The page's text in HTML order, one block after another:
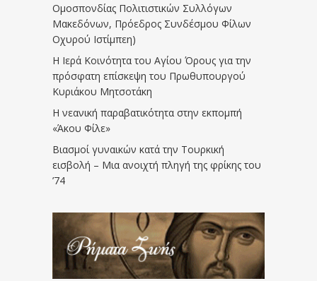
Ομοσπονδίας Πολιτιστικών Συλλόγων
Μακεδόνων, Πρόεδρος Συνδέσμου Φίλων
Οχυρού Ιστίμπεη)
Η Ιερά Κοινότητα του Αγίου Όρους για την
πρόσφατη επίσκεψη του Πρωθυπουργού
Κυριάκου Μητσοτάκη
Η νεανική παραβατικότητα στην εκπομπή
«Άκου Φίλε»
Βιασμοί γυναικών κατά την Τουρκική
εισβολή – Μια ανοιχτή πληγή της φρίκης του
’74